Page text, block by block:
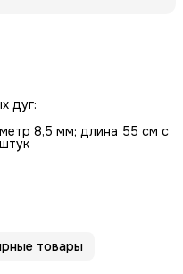
дуг:
8,5 мм; длина 55 см с
товары